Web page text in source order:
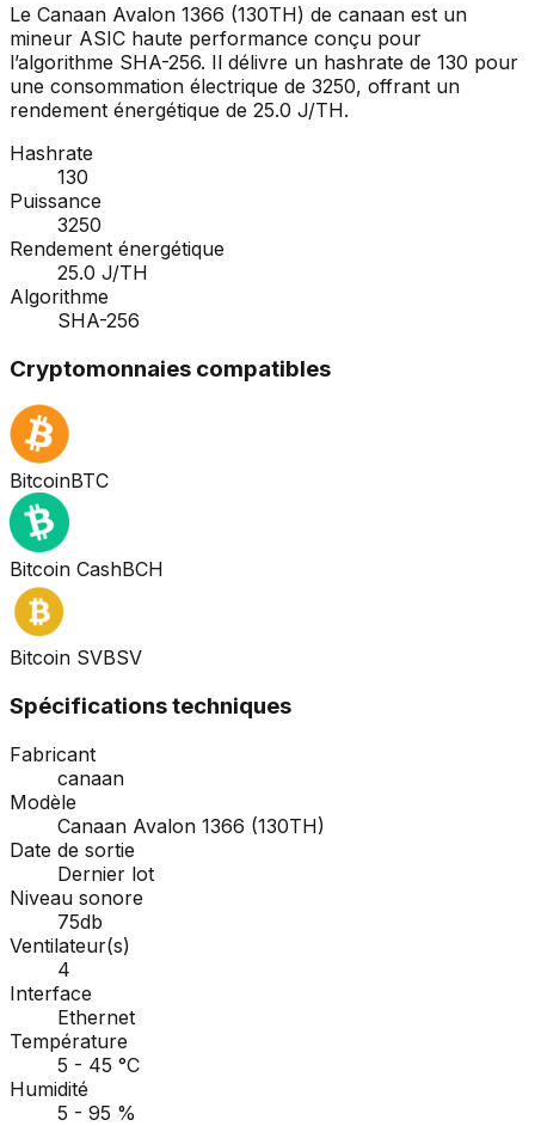
Le Canaan Avalon 1366 (130TH) de canaan est un
mineur ASIC haute performance conçu pour
l’algorithme SHA-256. Il délivre un hashrate de 130 pour
une consommation électrique de 3250, offrant un
rendement énergétique de 25.0 J/TH.
Hashrate
130
Puissance
3250
Rendement énergétique
25.0 J/TH
Algorithme
SHA-256
Cryptomonnaies compatibles
BitcoinBTC
Bitcoin CashBCH
Bitcoin SVBSV
Spécifications techniques
Fabricant
canaan
Modèle
Canaan Avalon 1366 (130TH)
Date de sortie
Dernier lot
Niveau sonore
75db
Ventilateur(s)
4
Interface
Ethernet
Température
5 - 45 °C
Humidité
5 - 95 %